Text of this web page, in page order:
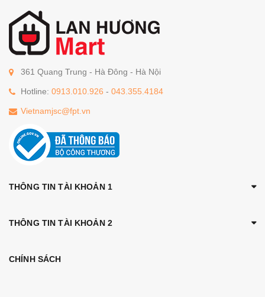
361 Quang Trung - Hà Đông - Hà Nội
Hotline: 0913.010.926 - 043.355.4184
Vietnamjsc@fpt.vn
THÔNG TIN TÀI KHOẢN 1
THÔNG TIN TÀI KHOẢN 2
CHÍNH SÁCH